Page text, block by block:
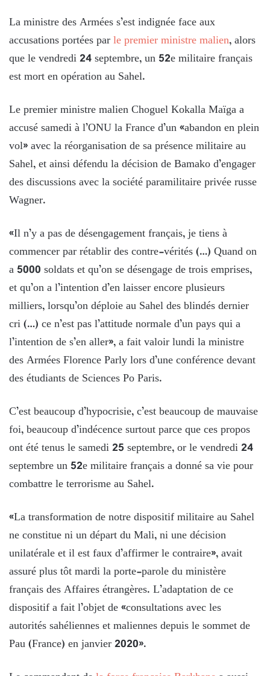
La ministre des Armées s’est indignée face aux
accusations portées parle premier ministre malien, alors
que le vendredi 24 septembre, un 52e militaire français
est mort en opération au Sahel.
Le premier ministre malien Choguel Kokalla Maïga a
accusé samedi à l’ONU la France d’un «abandon en plein
vol» avec la réorganisation de sa présence militaire au
Sahel, et ainsi défendu la décision de Bamako d’engager
des discussions avec la société paramilitaire privée russe
Wagner.
«Il n’y a pas de désengagement français, je tiens à
commencer par rétablir des contre-vérités (…) Quand on
a 5000 soldats et qu’on se désengage de trois emprises,
et qu’on a l’intention d’en laisser encore plusieurs
milliers, lorsqu’on déploie au Sahel des blindés dernier
cri (…) ce n’est pas l’attitude normale d’un pays qui a
l’intention de s’en aller», a fait valoir lundi la ministre
des Armées Florence Parly lors d’une conférence devant
des étudiants de Sciences Po Paris.
C’est beaucoup d’hypocrisie, c’est beaucoup de mauvaise
foi, beaucoup d’indécence surtout parce que ces propos
ont été tenus le samedi 25 septembre, or le vendredi 24
septembre un 52e militaire français a donné sa vie pour
combattre le terrorisme au Sahel.
«La transformation de notre dispositif militaire au Sahel
ne constitue ni un départ du Mali, ni une décision
unilatérale et il est faux d’affirmer le contraire», avait
assuré plus tôt mardi la porte-parole du ministère
français des Affaires étrangères. L’adaptation de ce
dispositif a fait l’objet de «consultations avec les
autorités sahéliennes et maliennes depuis le sommet de
Pau (France) en janvier 2020».